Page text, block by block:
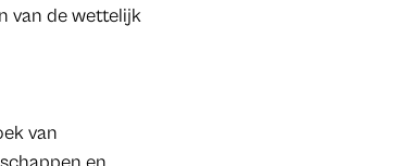
van de wettelijk
van